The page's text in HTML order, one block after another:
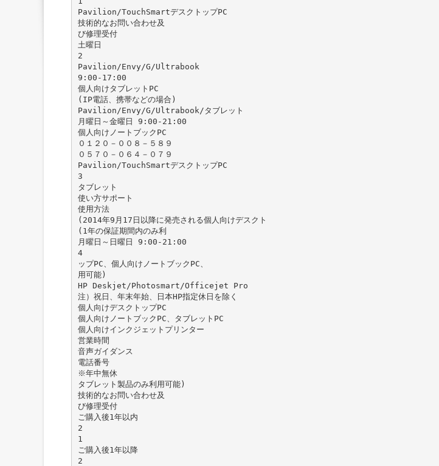
Pavilion/TouchSmartデスクトップPC
技術的なお問い合わせ及
び修理受付
土曜日
2
Pavilion/Envy/G/Ultrabook
9:00-17:00
個人向けタブレットPC
(IP電話、携帯などの場合)
Pavilion/Envy/G/Ultrabook/タブレット
月曜日～金曜日 9:00-21:00
個人向けノートブックPC
０１２０－００８－５８９
０５７０－０６４－０７９
Pavilion/TouchSmartデスクトップPC
3
タブレット
使い方サポート
使用方法
(2014年9月17日以降に発売される個人向けデスクト
(1年の保証期間内のみ利
月曜日～日曜日 9:00-21:00
4
ップPC、個人向けノートブックPC、
用可能)
HP Deskjet/Photosmart/Officejet Pro
注）祝日、年末年始、日本HP指定休日を除く
個人向けデスクトップPC
個人向けノートブックPC、タブレットPC
個人向けインクジェットプリンター
営業時間
音声ガイダンス
電話番号
※年中無休
タブレット製品のみ利用可能)
技術的なお問い合わせ及
び修理受付
ご購入後1年以内
2
1
ご購入後1年以降
2